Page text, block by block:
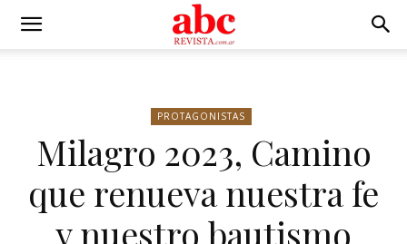
PROTAGONISTAS
Milagro 2023, Camino
que renueva nuestra fe
y nuestro bautismo